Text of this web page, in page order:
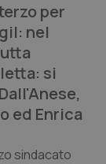
per
nel
si
ed Enrica
sindacato